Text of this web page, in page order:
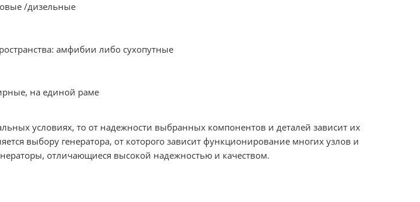
/дизельные
амфибии либо сухопутные
на единой раме
условиях, то от надежности выбранных компонентов и деталей зависит их
выбору генератора, от которого зависит функционирование многих узлов и
отличающиеся высокой надежностью и качеством.